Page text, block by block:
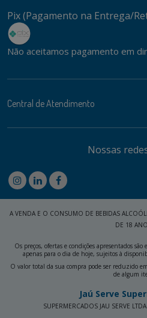
Pix (Pagamento na Entrega/
Não aceitamos pagamento em
Central de Atendimento
Nossas
A VENDA E O CONSUMO DE BEBIDAS
DE 18
Os preços, ofertas e condições apresentados
apenas para o dia de hoje, sujeitos à
O valor total da sua compra pode ser reduzido
de algum
Jaú Serve
SUPERMERCADOS JAU SERVE